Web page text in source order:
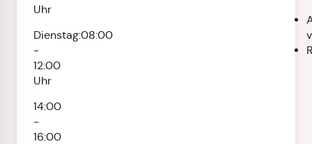
Uhr
Dienstag:08:00
-
12:00
Uhr
14:00
-
16:00